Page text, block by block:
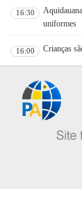
16:30
uniformes
16:00 Crianças